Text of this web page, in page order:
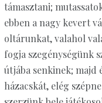
támasztani;
ebben a nagy kevert
oltárunkat, valahol
fogja szegénységünk
útjába senkinek; majd
házacskát, elég